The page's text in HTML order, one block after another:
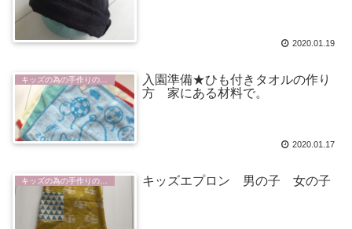
2020.01.19
入園準備★ひも付きタオルの作り
方 家にある材料で。
2020.01.17
キッズエプロン 男の子 女の子